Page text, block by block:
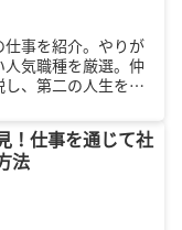
事を紹介。やりが
気職種を厳選。仲
、第二の人生を安
！仕事を通じて社
法